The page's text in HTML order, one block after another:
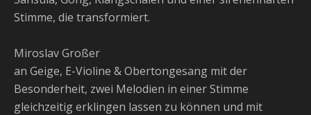
Stimme, die transformiert.
Miroslav Großer
an Geige, E-Violine & Obertongesang mit der
Besonderheit, zwei Melodien in einer Stimme
gleichzeitig erklingen lassen zu können und mit